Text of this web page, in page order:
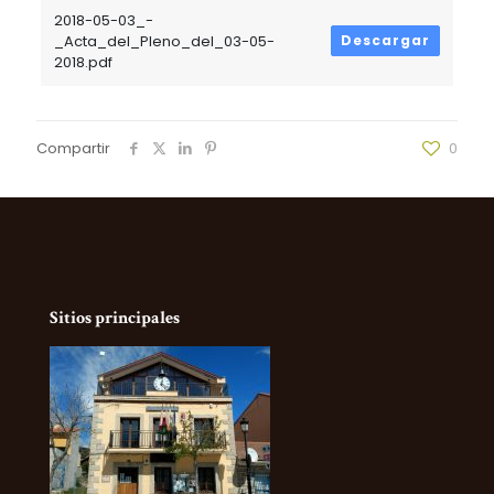
2018-05-03_-
_Acta_del_Pleno_del_03-05-
2018.pdf
Descargar
Compartir 0
Sitios principales